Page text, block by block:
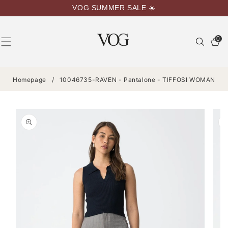
CONTENUTI
VOG SUMMER SALE ☀️
0
Homepage / 10046735-RAVEN - Pantalone - TIFFOSI WOMAN
PRODOTTO